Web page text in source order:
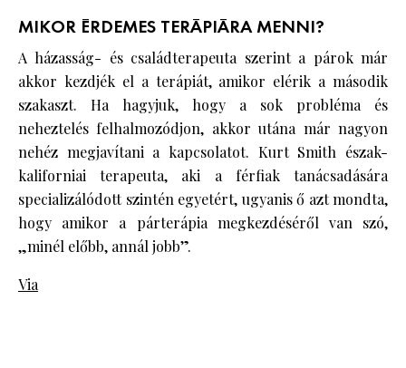
MIKOR ÉRDEMES TERÁPIÁRA MENNI?
A házasság- és családterapeuta szerint a párok már
akkor kezdjék el a terápiát, amikor elérik a második
szakaszt. Ha hagyjuk, hogy a sok probléma és
neheztelés felhalmozódjon, akkor utána már nagyon
nehéz megjavítani a kapcsolatot. Kurt Smith észak-
kaliforniai terapeuta, aki a férfiak tanácsadására
specializálódott szintén egyetért, ugyanis ő azt mondta,
hogy amikor a párterápia megkezdéséről van szó,
„minél előbb, annál jobb”.
Via